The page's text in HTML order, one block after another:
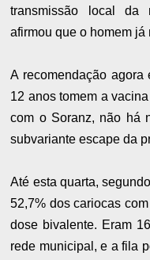
transmissão local da
afirmou que o homem
A recomendação
12 anos tomem a
com o Soranz, não há
subvariante escape da
Até esta quarta,
52,7% dos cariocas
dose bivalente. Eram
rede municipal, e a fila